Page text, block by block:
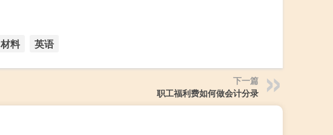
材料 英语
下一篇
职工福利费如何做会计分录